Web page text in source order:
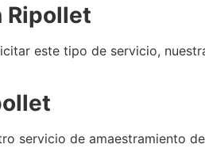
Ripollet
este tipo de servicio,
servicio de amaestramiento de